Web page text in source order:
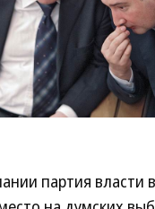
партия власти